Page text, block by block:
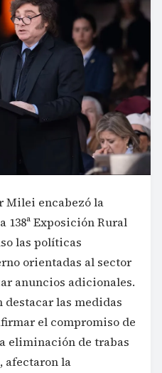
Milei encabezó la
138ª Exposición Rural
las políticas
orientadas al sector
anuncios adicionales.
destacar las medidas
el compromiso de
eliminación de trabas
afectaron la